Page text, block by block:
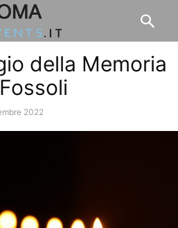
della Memoria
2022